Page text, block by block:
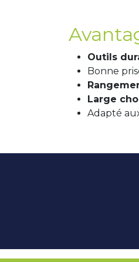
Outils
Bonne
Large
Adapté